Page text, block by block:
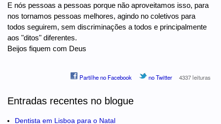
E nós pessoas a pessoas porque não aproveitamos isso, para
nos tornamos pessoas melhores, agindo no coletivos para
todos seguirem, sem discriminações a todos e principalmente
aos "ditos" diferentes.
Beijos fiquem com Deus
Partilhe no Facebook no Twitter 4337 leituras
Entradas recentes no blogue
Dentista em Lisboa para o Natal